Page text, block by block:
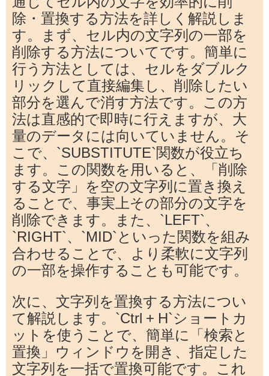
除・置換する方法を詳しく解説しま
す。まず、セル内の文字列の一部を
削除する方法についてです。簡単に
行う方法としては、セルをダブルク
リックして直接編集し、削除したい
部分を選んで消す方法です。この方
法は直感的で即時に行えますが、大
量のデータには向いていません。そ
こで、`SUBSTITUTE`関数が役立ち
ます。この関数を用いると、「削除
する文字」を空の文字列に置き換え
ることで、事実上その部分の文字を
削除できます。また、`LEFT`、
`RIGHT`、`MID`といった関数を組み
合わせることで、より柔軟に文字列
の一部を操作することも可能です。
次に、文字列を置換する方法につい
て解説します。`Ctrl + H`ショートカ
ットを使うことで、簡単に「検索と
置換」ウィンドウを開き、指定した
文字列を一括で置換可能です。これ